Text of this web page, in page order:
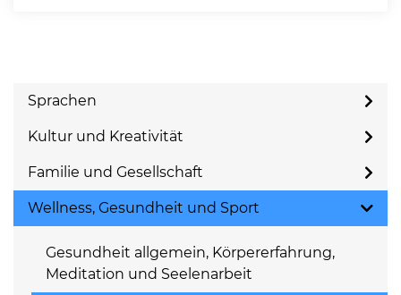
Sprachen
Kultur und Kreativität
Familie und Gesellschaft
Wellness, Gesundheit und Sport
Gesundheit allgemein, Körpererfahrung,
Meditation und Seelenarbeit